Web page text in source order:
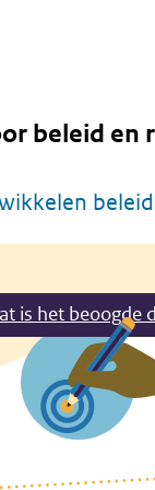
beleid en
is het beoogde